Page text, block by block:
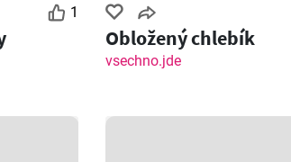
1
Obložený chlebík
vsechno.jde